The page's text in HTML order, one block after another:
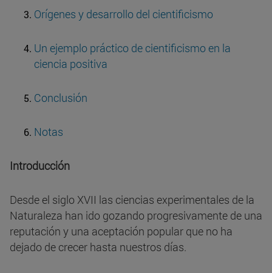
Orígenes y desarrollo del cientificismo
Un ejemplo práctico de cientificismo en la
ciencia positiva
Conclusión
Notas
Introducción
Desde el siglo XVII las ciencias experimentales de la
Naturaleza han ido gozando progresivamente de una
reputación y una aceptación popular que no ha
dejado de crecer hasta nuestros días.